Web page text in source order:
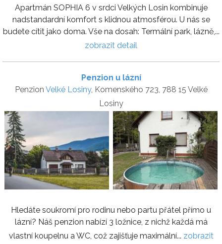
Apartmán SOPHIA 6 v srdci Velkých Losin kombinuje
nadstandardní komfort s klidnou atmosférou. U nás se
budete cítit jako doma. Vše na dosah: Termální park, lázně,...
zobrazit detail
Penzion u lázní
Penzion Velké Losiny, Komenského 723, 788 15 Velké
Losiny
Hledáte soukromí pro rodinu nebo partu přátel přímo u
lázní? Náš penzion nabízí 3 ložnice, z nichž každá má
vlastní koupelnu a WC, což zajišťuje maximální... zobrazit